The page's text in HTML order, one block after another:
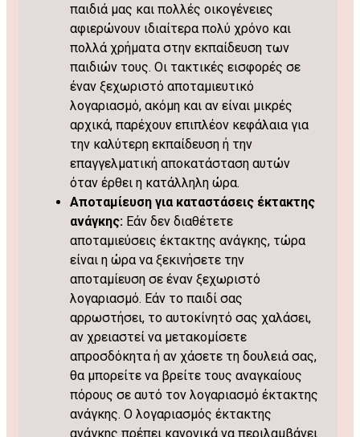
παιδιά μας και πολλές οικογένειες
αφιερώνουν ιδιαίτερα πολύ χρόνο και
πολλά χρήματα στην εκπαίδευση των
παιδιών τους. Οι τακτικές εισφορές σε
έναν ξεχωριστό αποταμιευτικό
λογαριασμό, ακόμη και αν είναι μικρές
αρχικά, παρέχουν επιπλέον κεφάλαια για
την καλύτερη εκπαίδευση ή την
επαγγελματική αποκατάσταση αυτών
όταν έρθει η κατάλληλη ώρα.
Αποταμίευση για καταστάσεις έκτακτης
ανάγκης:Εάν δεν διαθέτετε
αποταμιεύσεις έκτακτης ανάγκης, τώρα
είναι η ώρα να ξεκινήσετε την
αποταμίευση σε έναν ξεχωριστό
λογαριασμό. Εάν το παιδί σας
αρρωστήσει, το αυτοκίνητό σας χαλάσει,
αν χρειαστεί να μετακομίσετε
απροσδόκητα ή αν χάσετε τη δουλειά σας,
θα μπορείτε να βρείτε τους αναγκαίους
πόρους σε αυτό τον λογαριασμό έκτακτης
ανάγκης. Ο λογαριασμός έκτακτης
ανάγκης πρέπει κανονικά να περιλαμβάνει